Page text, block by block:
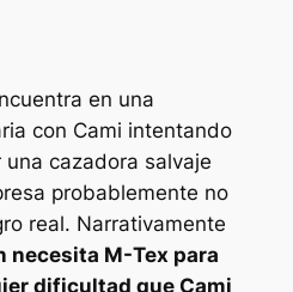
en una
con Cami intentando
cazadora salvaje
probablemente no
real. Narrativamente
necesita M-Tex para
dificultad que Cami